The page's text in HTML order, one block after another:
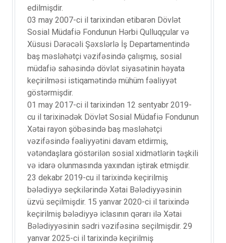
edilmişdir.
03 may 2007-ci il tarixindən etibarən Dövlət
Sosial Müdafiə Fondunun Hərbi Qulluqçular və
Xüsusi Dərəcəli Şəxslərlə İş Departamentində
baş məsləhətçi vəzifəsində çalışmış, sosial
müdafiə sahəsində dövlət siyasətinin həyata
keçirilməsi istiqamətində mühüm fəaliyyət
göstərmişdir.
01 may 2017-ci il tarixindən 12 sentyabr 2019-
cu il tarixinədək Dövlət Sosial Müdafiə Fondunun
Xətai rayon şöbəsində baş məsləhətçi
vəzifəsində fəaliyyətini davam etdirmiş,
vətəndaşlara göstərilən sosial xidmətlərin təşkili
və idarə olunmasında yaxından iştirak etmişdir.
23 dekabr 2019-cu il tarixində keçirilmiş
bələdiyyə seçkilərində Xətai Bələdiyyəsinin
üzvü seçilmişdir. 15 yanvar 2020-ci il tarixində
keçirilmiş bələdiyyə iclasının qərarı ilə Xətai
Bələdiyyəsinin sədri vəzifəsinə seçilmişdir. 29
yanvar 2025-ci il tarixində keçirilmiş